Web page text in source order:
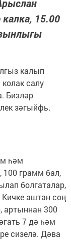
15.00
калып
салу
Бизләр
зәгыйфь.
һәм
100 грамм бал,
болгаталар,
аштан соң
артыннан 300
7 дә һәм
сизелә. Дәва